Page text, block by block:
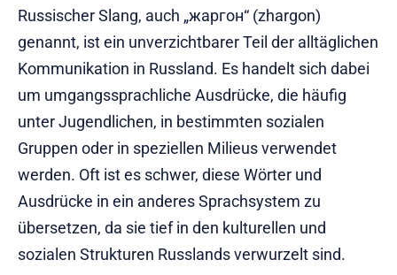
Russischer Slang, auch „жаргон“ (zhargon)
genannt, ist ein unverzichtbarer Teil der alltäglichen
Kommunikation in Russland. Es handelt sich dabei
um umgangssprachliche Ausdrücke, die häufig
unter Jugendlichen, in bestimmten sozialen
Gruppen oder in speziellen Milieus verwendet
werden. Oft ist es schwer, diese Wörter und
Ausdrücke in ein anderes Sprachsystem zu
übersetzen, da sie tief in den kulturellen und
sozialen Strukturen Russlands verwurzelt sind.